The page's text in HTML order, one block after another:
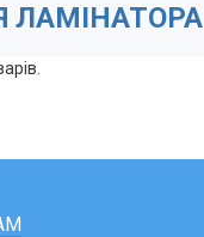
ЛАМІНАТОРА